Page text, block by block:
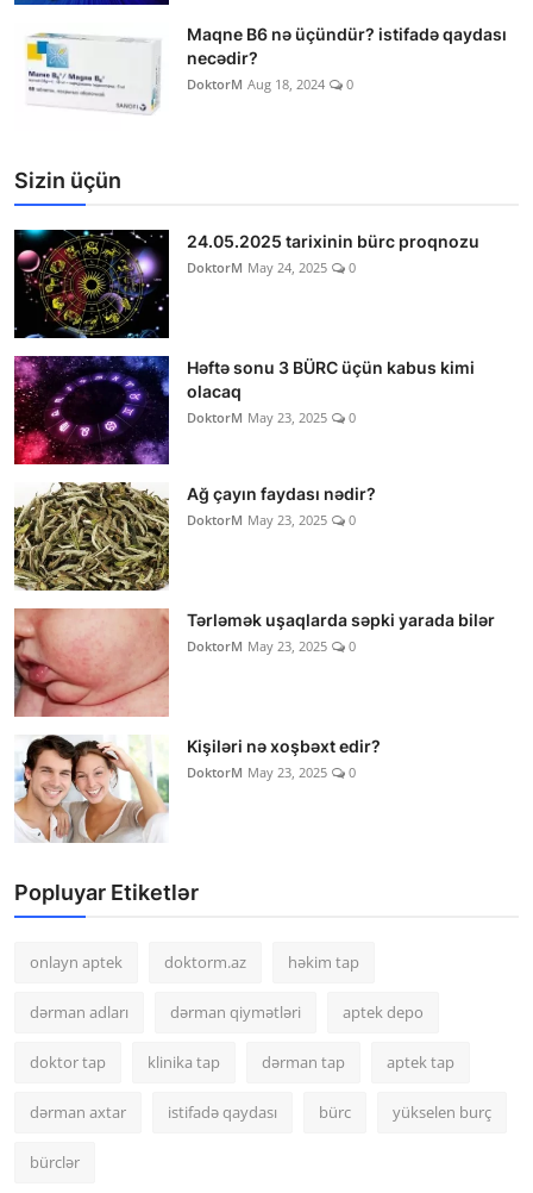
Maqne B6 nə üçündür? istifadə qaydası
necədir?
DoktorM Aug 18, 2024 0
Sizin üçün
24.05.2025 tarixinin bürc proqnozu
DoktorM May 24, 2025 0
Həftə sonu 3 BÜRC üçün kabus kimi
olacaq
DoktorM May 23, 2025 0
Ağ çayın faydası nədir?
DoktorM May 23, 2025 0
Tərləmək uşaqlarda səpki yarada bilər
DoktorM May 23, 2025 0
Kişiləri nə xoşbəxt edir?
DoktorM May 23, 2025 0
Popluyar Etiketlər
onlayn aptek doktorm.az həkim tap
dərman adları dərman qiymətləri aptek depo
doktor tap klinika tap dərman tap aptek tap
dərman axtar istifadə qaydası bürc yükselen burç
bürclər